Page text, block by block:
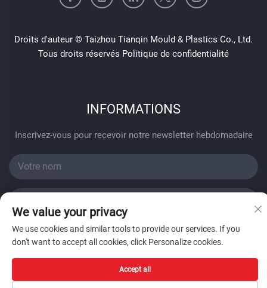
Droits d'auteur © Taizhou Tianqin Mould & Plastics Co., Ltd.
Tous droits réservés Politique de confidentialité
INFORMATIONS
Inscrivez-vous pour recevoir notre newsletter hebdomadaire
Envoyer
We value your privacy
We use cookies and similar tools to provide our services. If you
don't want to accept all cookies, click Personalize cookies.
Accept all